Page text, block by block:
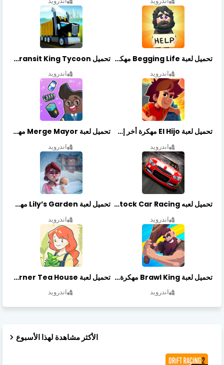
تحميل لعبة Begging Life مهكرة أخر إصدار
اندرويد
تحميل Transit King Tycoon مهكرة أخر إصدار
اندرويد
تحميل لعبة El Hijo مهكرة أخر إصدار
اندرويد
تحميل لعبة Merge Mayor مهكرة أخر إصدار
اندرويد
تحميل لعبه Stock Car Racing مهكرة أخر إصدار
اندرويد
تحميل لعبة Lily’s Garden مهكرة أخر إصدار
اندرويد
تحميل لعبة Brawl King مهكرة أخر إصدار
اندرويد
تحميل لعبة Little Corner Tea House مهكرة أخر إصدار
اندرويد
الأكثر مشاهدة لهذا الأسبوع